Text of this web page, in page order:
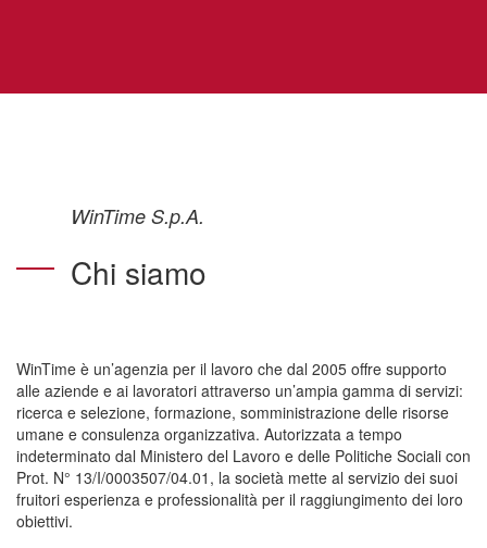
WinTime S.p.A.
Chi siamo
WinTime è un’agenzia per il lavoro che dal 2005 offre supporto
alle aziende e ai lavoratori attraverso un’ampia gamma di servizi:
ricerca e selezione, formazione, somministrazione delle risorse
umane e consulenza organizzativa. Autorizzata a tempo
indeterminato dal Ministero del Lavoro e delle Politiche Sociali con
Prot. N° 13/I/0003507/04.01, la società mette al servizio dei suoi
fruitori esperienza e professionalità per il raggiungimento dei loro
obiettivi.